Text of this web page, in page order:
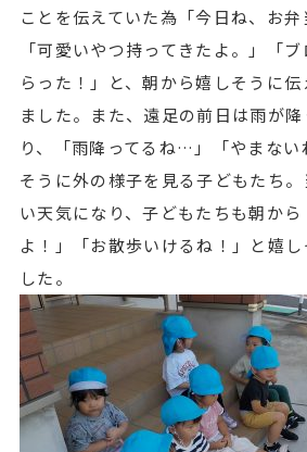
ことを伝えていた為「今日ね、お弁
「可愛いやつ持ってきたよ。」「
らった！」と、朝から嬉しそうに
ました。また、遠足の前日は雨が
り、「雨降ってるね…」「やまない
そうに外の様子を見る子どもたち
い天気になり、子どもたちも朝か
よ！」「お散歩いけるね！」と嬉
した。